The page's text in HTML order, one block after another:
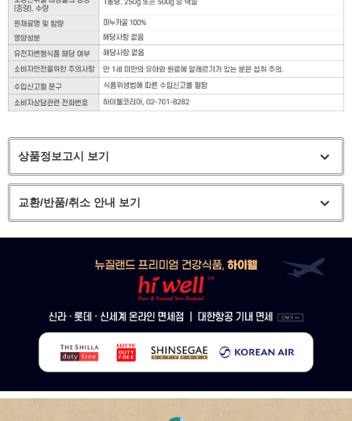
상품정보고시 보기
교환/반품/취소 안내 보기